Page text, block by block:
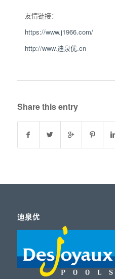
友情链接：
https://www.j1966.com/
http://www.迪泉优.cn
Share this entry
迪泉优